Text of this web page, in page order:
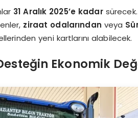
31 Aralık 2025’e kadar
ziraat odalarından veya
yeni kartlarını alabilecek.
Ekonomik